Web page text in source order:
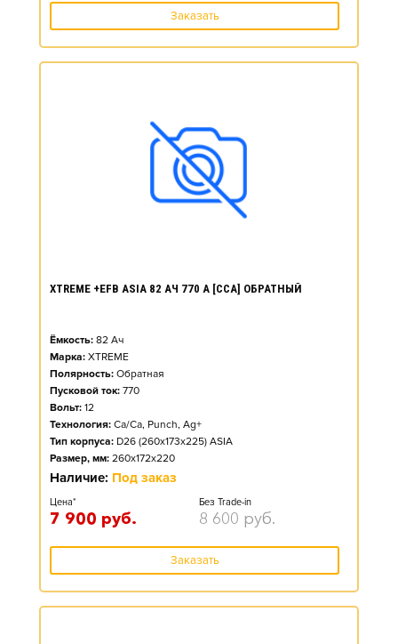
Заказать
XTREME +EFB ASIA 82 АЧ 770 А [CCA] ОБРАТНЫЙ
Ёмкость: 82 Ач
Марка: XTREME
Полярность: Обратная
Пусковой ток: 770
Вольт: 12
Технология: Ca/Ca, Punch, Ag+
Тип корпуса: D26 (260x173x225) ASIA
Размер, мм: 260x172x220
Наличие: Под заказ
Цена*
7 900 руб.
Без Trade-in
8 600 руб.
Заказать